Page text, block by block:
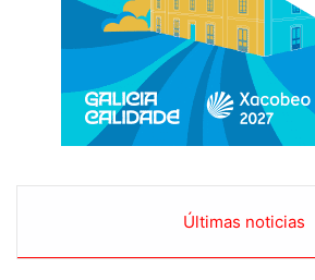
Últimas noticias